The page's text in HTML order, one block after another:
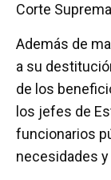
Corte
Además de
a su
de los
los jefes de
funcionarios
necesidades